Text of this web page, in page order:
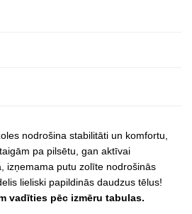
nodrošina stabilitāti un komfortu,
pa pilsētu, gan aktīvai
izņemama putu zolīte nodrošinās
lieliski papildinās daudzus tēlus!
vadīties pēc izmēru tabulas.